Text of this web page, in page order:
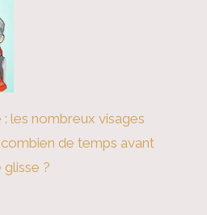
les nombreux visages
combien de temps avant
glisse ?